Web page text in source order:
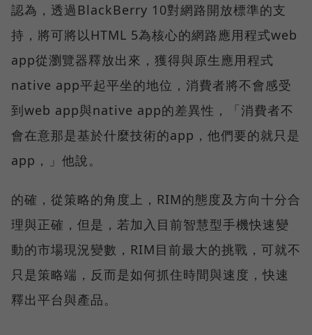
認為，透過BlackBerry 10對網路開放標準的支
持，將可將以HTML 5為核心的網路應用程式web
app從瀏覽器釋放出來，獲得與原生應用程式
native app平起平坐的地位，消費者將不會感受
到web app與native app的差異性，「消費者不
會在意那是基於什麼技術的app，他們要的就只是
app，」他說。
的確，從策略的角度上，RIM的態度及方向十分合
理與正確，但是，若加入目前智慧型手機快速變
動的市場現況變數，RIM目前最大的挑戰，可就不
只是策略端，反而是如何抓住時間與速度，快速
釋出平台與產品。